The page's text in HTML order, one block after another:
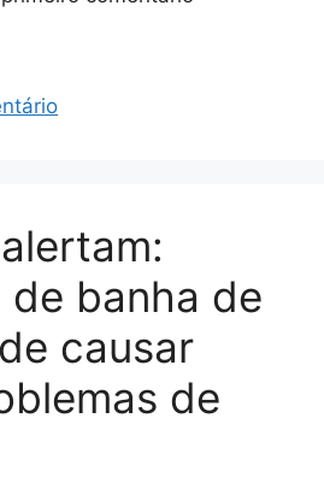
de banha de
causar
de